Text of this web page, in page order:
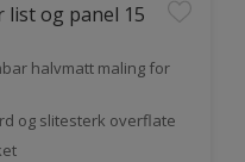
list og panel 15
halvmatt maling for
og slitesterk overflate